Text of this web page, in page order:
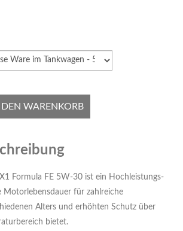
DEN WARENKORB
Formula FE 5W-30 ist ein Hochleistungs-
Motorlebensdauer für zahlreiche
Alters und erhöhten Schutz über
bietet.